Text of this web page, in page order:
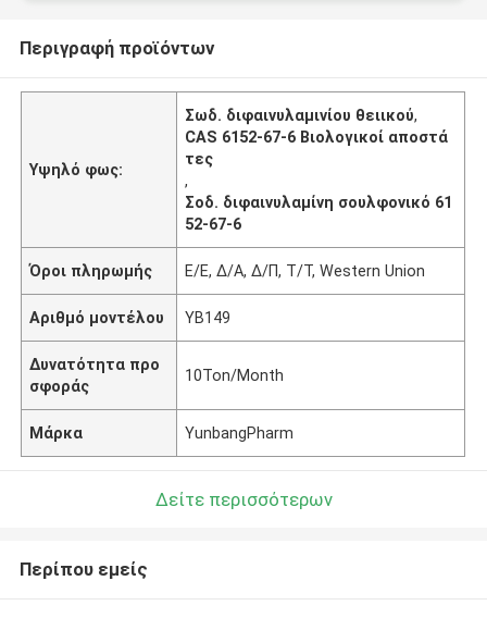
Περιγραφή προϊόντων
Υψηλό φως:
Σωδ. διφαινυλαμινίου θειικού,
CAS 6152-67-6 Βιολογικοί αποστά
τες
,
Σοδ. διφαινυλαμίνη σουλφονικό 61
52-67-6
Όροι πληρωμής Ε/Ε, Δ/Α, Δ/Π, Τ/Τ, Western Union
Αριθμό μοντέλου YB149
Δυνατότητα προ
σφοράς
10Ton/Month
Μάρκα YunbangPharm
Δείτε περισσότερων
Περίπου εμείς